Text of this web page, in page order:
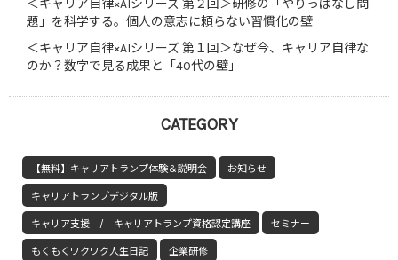
＜キャリア自律×AIシリーズ 第２回＞研修の「やりっぱなし問
題」を科学する。個人の意志に頼らない習慣化の壁
＜キャリア自律×AIシリーズ 第１回＞なぜ今、キャリア自律な
のか？数字で見る成果と「40代の壁」
CATEGORY
【無料】キャリアトランプ体験＆説明会 お知らせ
キャリアトランプデジタル版
キャリア支援 / キャリアトランプ資格認定講座 セミナー
もくもくワクワク人生日記 企業研修